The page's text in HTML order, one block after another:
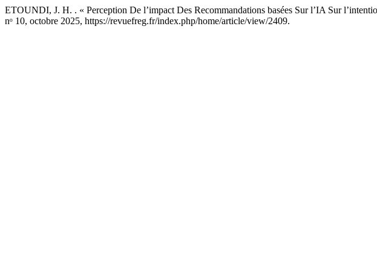
ETOUNDI, J. H. . « Perception De l’impact Des Recommandations basées Sur l’IA Sur
nᵒ 10, octobre 2025, https://revuefreg.fr/index.php/home/article/view/2409.